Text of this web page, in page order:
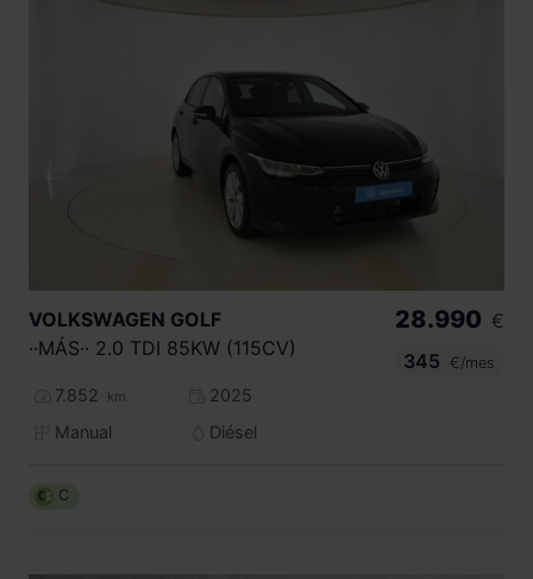
VOLKSWAGEN GOLF
··MÁS·· 2.0 TDI 85KW (115CV)
7.852 km
2025
Manual
Diésel
28.990 €
345
€/mes
C